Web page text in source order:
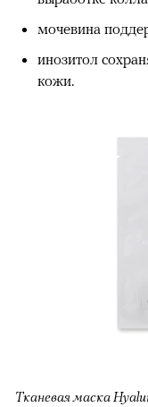
мочевина
инозитол
кожи.
Тканевая маска